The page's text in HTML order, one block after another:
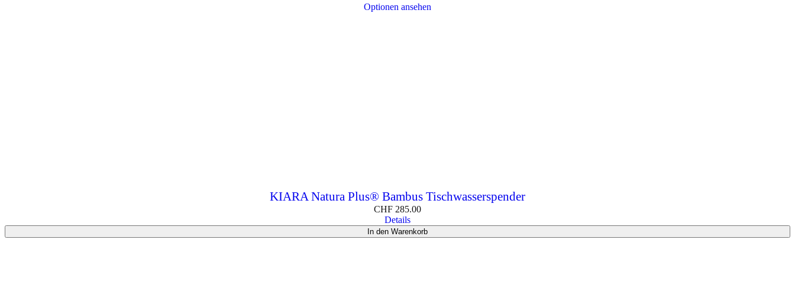
Optionen ansehen
KIARA Natura Plus® Bambus Tischwasserspender
CHF 285.00
Details
In den Warenkorb